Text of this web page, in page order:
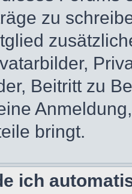
zu
Beitritt zu
bringt.
ich